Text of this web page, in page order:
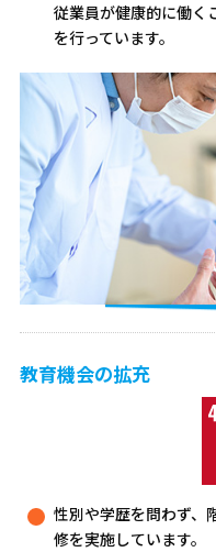
従業員が健康的に働く
を行っています。
教育機会の拡充
性別や学歴を問わず、
修を実施しています。